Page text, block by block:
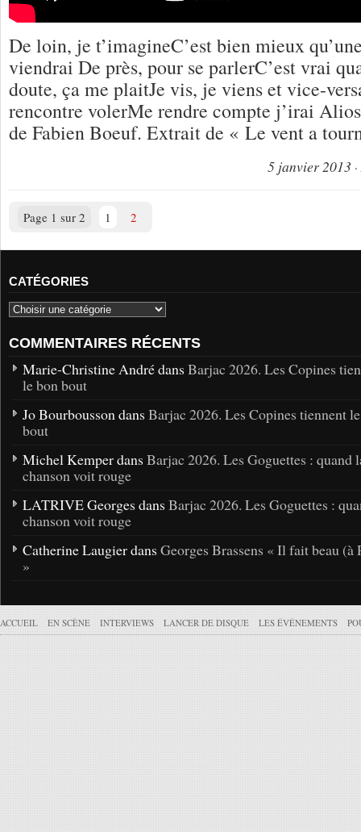
De loin, je t’imagineC’est bien mieux
viendrai De près, pour se parlerC’est vrai
doute, ça me plaitJe vis, je viens et vice-
rencontre volerMe rendre compte j’irai
de Fabien Boeuf. Extrait de « Le vent a
5 janvier 2013
Page 1 sur 2 1 2
CATÉGORIES
COMMENTAIRES RÉCENTS
Marie-Christine André dans Barjac 2026. Les Copines
le bon bout
Jo Bourbousson dans Barjac 2026. Les Copines tiennent
bout
Michel Kemper dans Barjac 2026. Les Goguettes : quand
chanson voit rouge
LATRIVE Georges dans Barjac 2026. Les Goguettes :
chanson voit rouge
Catherine Laugier dans Georges Brassens « Il fait beau (à
»
ACCUEIL EN SCÈNE INTERVIEWS LANCER DE DISQUE LES ÉVÉNEMENTS